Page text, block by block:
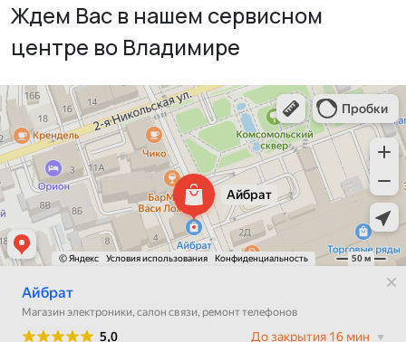
Ждем Вас в нашем сервисном
центре во Владимире